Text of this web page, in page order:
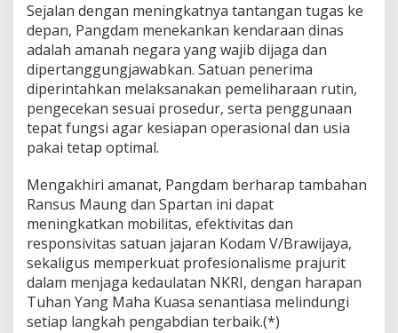
Sejalan dengan meningkatnya tantangan tugas ke
depan, Pangdam menekankan kendaraan dinas
adalah amanah negara yang wajib dijaga dan
dipertanggungjawabkan. Satuan penerima
diperintahkan melaksanakan pemeliharaan rutin,
pengecekan sesuai prosedur, serta penggunaan
tepat fungsi agar kesiapan operasional dan usia
pakai tetap optimal.
Mengakhiri amanat, Pangdam berharap tambahan
Ransus Maung dan Spartan ini dapat
meningkatkan mobilitas, efektivitas dan
responsivitas satuan jajaran Kodam V/Brawijaya,
sekaligus memperkuat profesionalisme prajurit
dalam menjaga kedaulatan NKRI, dengan harapan
Tuhan Yang Maha Kuasa senantiasa melindungi
setiap langkah pengabdian terbaik.(*)